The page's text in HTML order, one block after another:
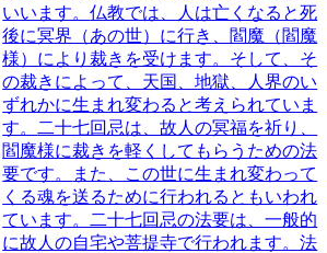
いいます。仏教では、人は亡くなると死
後に冥界（あの世）に行き、閻魔（閻魔
様）により裁きを受けます。そして、そ
の裁きによって、天国、地獄、人界のい
ずれかに生まれ変わると考えられていま
す。
二十七回忌は、故人の冥福を祈り、
閻魔様に裁きを軽くしてもらうための法
要です。
また、この世に生まれ変わって
くる魂を送るために行われるともいわれ
ています。二十七回忌の法要は、一般的
に故人の自宅や菩提寺で行われます。法